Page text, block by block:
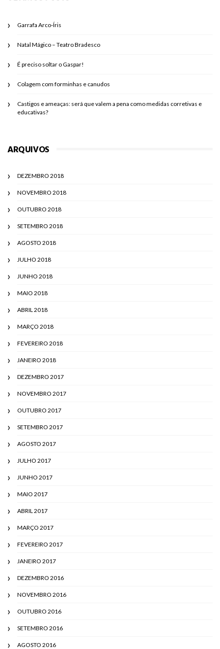
Garrafa Arco-Íris
Natal Mágico – Teatro Bradesco
É preciso soltar o Gaspar!
Colagem com forminhas e canudos
Castigos e ameaças: será que valem a pena como medidas corretivas e
educativas?
ARQUIVOS
DEZEMBRO 2018
NOVEMBRO 2018
OUTUBRO 2018
SETEMBRO 2018
AGOSTO 2018
JULHO 2018
JUNHO 2018
MAIO 2018
ABRIL 2018
MARÇO 2018
FEVEREIRO 2018
JANEIRO 2018
DEZEMBRO 2017
NOVEMBRO 2017
OUTUBRO 2017
SETEMBRO 2017
AGOSTO 2017
JULHO 2017
JUNHO 2017
MAIO 2017
ABRIL 2017
MARÇO 2017
FEVEREIRO 2017
JANEIRO 2017
DEZEMBRO 2016
NOVEMBRO 2016
OUTUBRO 2016
SETEMBRO 2016
AGOSTO 2016